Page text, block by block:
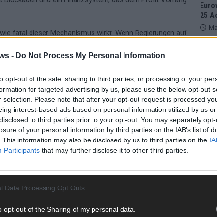
- Do Not Process My Personal Information
opt-out of the sale, sharing to third parties, or processing of your
for targeted advertising by us, please use the below opt-out
selection. Please note that after your opt-out request is processed
interest-based ads based on personal information utilized by us
to third parties prior to your opt-out. You may separately
of your personal information by third parties on the IAB’s list of
This information may also be disclosed by us to third parties on the
Participants that may further disclose it to other third parties.
Data Processing Opt Outs
opt-out of the Sharing of my personal data.
fatal dieser Mechanismus wirkt. Wenn Regierungen auf
für Grundnahrungsmittel streichen müssen, um
Die politische Referentin Malina Stutz bringt es auf
sozialer Menschenrechte – darunter das Recht auf
für diesen Teufelskreis. Die Lösung liegt nicht in
politischen Entscheidungen mit moralischer Substanz.
sie das Überleben bedrohen – und zwar unabhängig
Hier verhungern Menschen, weil ihnen Hilfe bewusst
Bongard berichtet:
25